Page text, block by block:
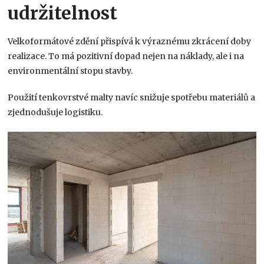
udržitelnost
Velkoformátové zdění přispívá k výraznému zkrácení doby
realizace. To má pozitivní dopad nejen na náklady, ale i na
environmentální stopu stavby.
Použití tenkovrstvé malty navíc snižuje spotřebu materiálů a
zjednodušuje logistiku.